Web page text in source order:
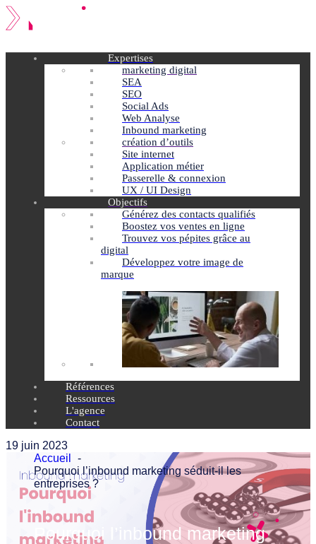
Expertises
marketing digital
SEA
SEO
Social Ads
Web Analyse
Inbound marketing
création d’outils
Site internet
Application métier
Passerelle & connexion
UX / UI Design
Objectifs
Générez des contacts qualifiés
Boostez vos ventes en ligne
Trouvez vos pépites grâce au
digital
Développez votre image de
marque
Références
Ressources
L'agence
Contact
19 juin 2023
Accueil
Pourquoi l’inbound marketing séduit-il les
entreprises ?
Pourquoi l’inbound marketing